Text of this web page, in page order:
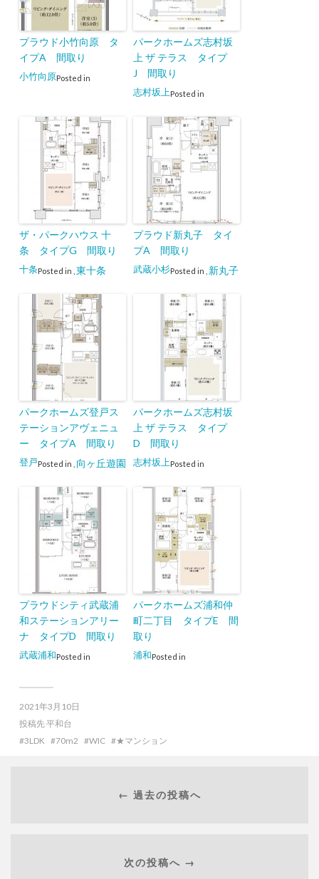
プラウド小竹向原 タ
イプA 間取り
Posted in
小竹向原
パークホームズ志村坂
上 ザ テラス タイプ
J 間取り
Posted in
志村坂上
ザ・パークハウス 十
条 タイプG 間取り
Posted in
十条 東十条
プラウド新丸子 タイ
プA 間取り
Posted in
武蔵小杉 新丸子
パークホームズ登戸ス
テーションアヴェニュ
ー タイプA 間取り
Posted in
登戸 向ヶ丘遊園
パークホームズ志村坂
上 ザ テラス タイプ
D 間取り
Posted in
志村坂上
プラウドシティ武蔵浦
和ステーションアリー
ナ タイプD 間取り
Posted in
武蔵浦和
パークホームズ浦和仲
町二丁目 タイプE 間
取り
Posted in
浦和
2021年3月10日
投稿先 平和台
3LDK
70m2 WIC ★マンション
← 過去の投稿へ
次の投稿へ →